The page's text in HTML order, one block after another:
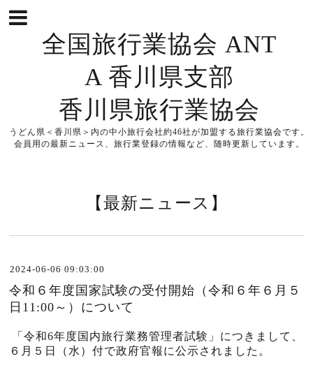
全国旅行業協会 ANT
A 香川県支部
香川県旅行業協会
うどん県＜香川県＞内の中小旅行会社約46社が加盟する旅行業協会です。
会員用の最新ニュース、旅行業登録の情報など、随時更新しています。
【最新ニュース】
2024-06-06 09:03:00
令和６年度国家試験の受付開始（令和６年６月５
日11:00～）について
「令和6年度国内旅行業務管理者試験」につきまして、
６月５日（水）付で政府官報に公示されました。